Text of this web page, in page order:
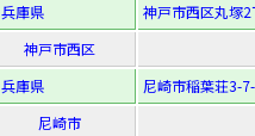
兵庫県
神戸市西区丸塚
神戸市西区
兵庫県
尼崎市稲葉荘3-
尼崎市